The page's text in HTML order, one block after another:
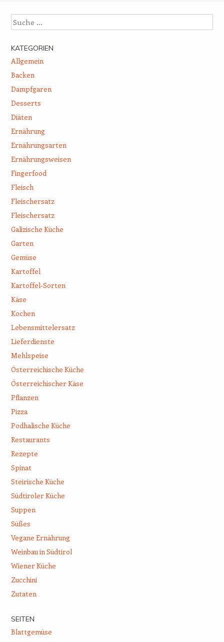
Suche
KATEGORIEN
Allgemein
Backen
Dampfgaren
Desserts
Diäten
Ernährung
Ernährungsarten
Ernährungsweisen
Fingerfood
Fleisch
Fleischersatz
Fleischersatz
Galizische Küche
Garten
Gemüse
Kartoffel
Kartoffel-Sorten
Käse
Kochen
Lebensmittelersatz
Lieferdienste
Mehlspeise
Österreichische Küche
Österreichischer Käse
Pflanzen
Pizza
Podhalische Küche
Restaurants
Rezepte
Spinat
Steirische Küche
Südtiroler Küche
Suppen
Süßes
Vegane Ernährung
Weinbau in Südtirol
Wiener Küche
Zucchini
Zutaten
SEITEN
Blattgemüse